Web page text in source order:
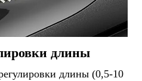
длины
длины (0,5-10